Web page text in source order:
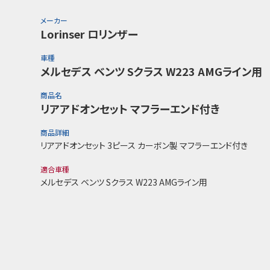
メーカー
Lorinser ロリンザー
車種
メルセデス ベンツ Sクラス W223 AMGライン用
商品名
リアアドオンセット マフラーエンド付き
商品詳細
リアアドオンセット 3ピース カーボン製 マフラーエンド付き
適合車種
メルセデス ベンツ Sクラス W223 AMGライン用